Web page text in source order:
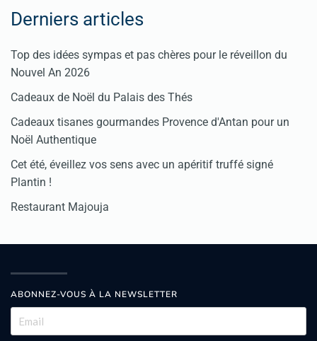
Derniers articles
Top des idées sympas et pas chères pour le réveillon du
Nouvel An 2026
Cadeaux de Noël du Palais des Thés
Cadeaux tisanes gourmandes Provence d'Antan pour un
Noël Authentique
Cet été, éveillez vos sens avec un apéritif truffé signé
Plantin !
Restaurant Majouja
ABONNEZ-VOUS À LA NEWSLETTER